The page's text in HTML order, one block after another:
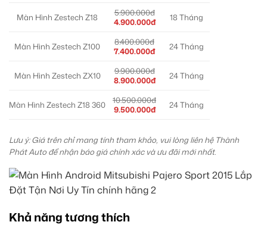
Màn Hình Zestech Z18
5.900.000đ
4.900.000đ
18 Tháng
Màn Hình Zestech Z100
8.400.000đ
7.400.000đ
24 Tháng
Màn Hình Zestech ZX10
9.900.000đ
8.900.000đ
24 Tháng
Màn Hình Zestech Z18 360
10.500.000đ
9.500.000đ
24 Tháng
Lưu ý: Giá trên chỉ mang tính tham khảo, vui lòng liên hệ Thành
Phát Auto để nhận báo giá chính xác và ưu đãi mới nhất.
Khả năng tương thích